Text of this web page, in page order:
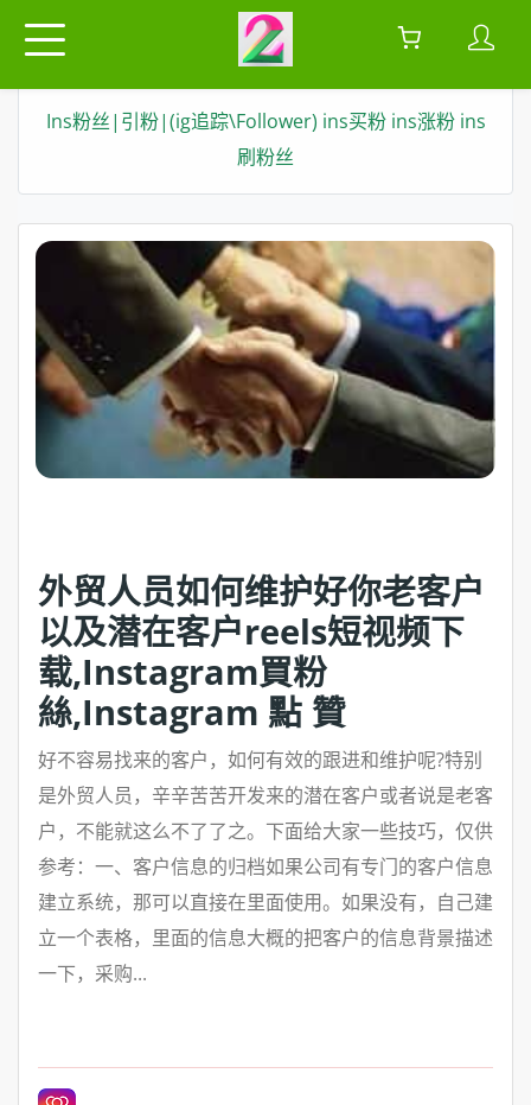
Ins粉丝|引粉|(ig追踪\Follower) ins买粉 ins涨粉 ins
刷粉丝
外贸人员如何维护好你老客户
以及潜在客户reels短视频下
载,Instagram買粉
絲,Instagram 點 贊
好不容易找来的客户，如何有效的跟进和维护呢?特别
是外贸人员，辛辛苦苦开发来的潜在客户或者说是老客
户，不能就这么不了了之。下面给大家一些技巧，仅供
参考：一、客户信息的归档如果公司有专门的客户信息
建立系统，那可以直接在里面使用。如果没有，自己建
立一个表格，里面的信息大概的把客户的信息背景描述
一下，采购...